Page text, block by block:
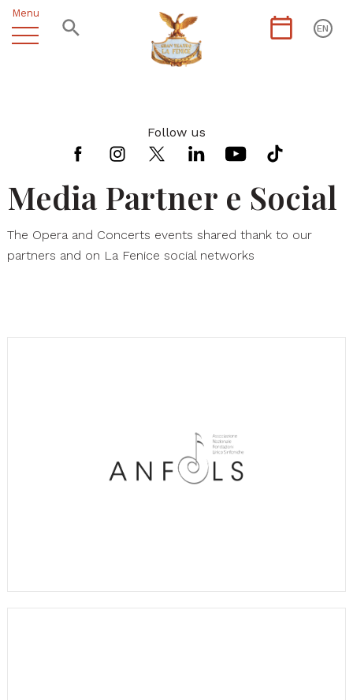
Menu
EN
Follow us
Media Partner e Social
The Opera and Concerts events shared thank to our
partners and on La Fenice social networks